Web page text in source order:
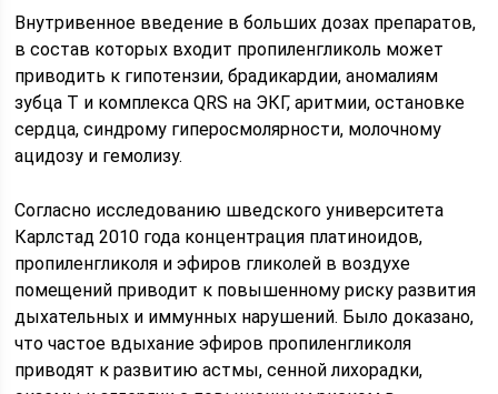
Внутривенное введение в больших дозах препаратов,
в состав которых входит пропиленгликоль может
приводить к гипотензии, брадикардии, аномалиям
зубца Т и комплекса QRS на ЭКГ, аритмии, остановке
сердца, синдрому гиперосмолярности, молочному
ацидозу и гемолизу.
Согласно исследованию шведского университета
Карлстад 2010 года концентрация платиноидов,
пропиленгликоля и эфиров гликолей в воздухе
помещений приводит к повышенному риску развития
дыхательных и иммунных нарушений. Было доказано,
что частое вдыхание эфиров пропиленгликоля
приводят к развитию астмы, сенной лихорадки,